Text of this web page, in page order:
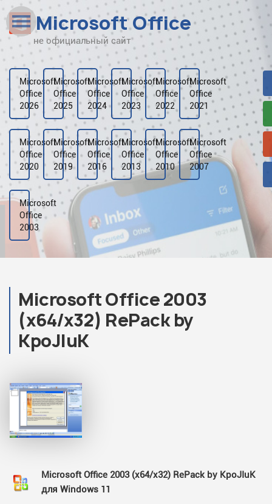
Наверх
Рейтинг
Видео
Галерея
Microsoft Office
не официальный сайт
Microsoft
Office
2026
Microsoft
Office
2025
Microsoft
Office
2024
Microsoft
Office
2023
Microsoft
Office
2022
Microsoft
Office
2021
Microsoft
Office
2020
Microsoft
Office
2019
Microsoft
Office
2016
Microsoft
Office
2013
Microsoft
Office
2010
Microsoft
Office
2007
Microsoft
Office
2003
Microsoft Office 2003
(x64/x32) RePack by
KpoJIuK
Microsoft Office 2003 (x64/x32) RePack by KpoJIuK
для Windows 11